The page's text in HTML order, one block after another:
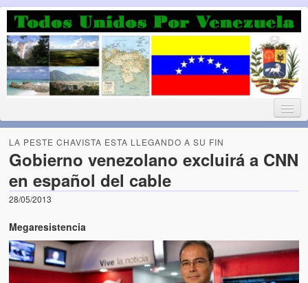
Luchando por la Democracia
Fuera el chavismo, la peor peste que le ha caido a esta tierra
Home
Todos Unidos por Venezuela te da la bienvenida a éste nuestro
Blog. (Todos Unidos por Venezuela welcomes you to our Blog)
LA PESTE CHAVISTA ESTA LLEGANDO A SU FIN
Gobierno venezolano excluirá a CNN
en español del cable
28/05/2013
Megaresistencia